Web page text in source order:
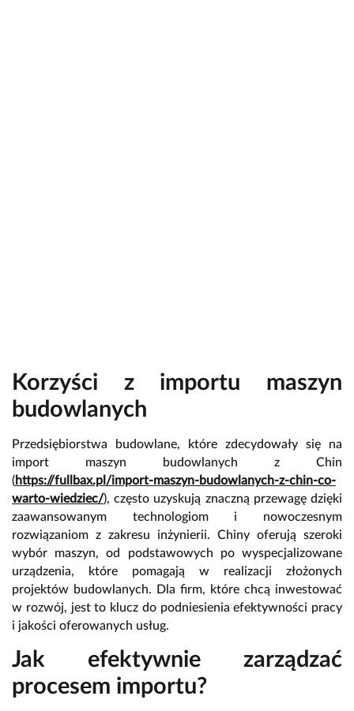
Korzyści z importu maszyn
budowlanych
Przedsiębiorstwa budowlane, które zdecydowały się na
import maszyn budowlanych z Chin
(https://fullbax.pl/import-maszyn-budowlanych-z-chin-co-
warto-wiedziec/), często uzyskują znaczną przewagę dzięki
zaawansowanym technologiom i nowoczesnym
rozwiązaniom z zakresu inżynierii. Chiny oferują szeroki
wybór maszyn, od podstawowych po wyspecjalizowane
urządzenia, które pomagają w realizacji złożonych
projektów budowlanych. Dla firm, które chcą inwestować
w rozwój, jest to klucz do podniesienia efektywności pracy
i jakości oferowanych usług.
Jak efektywnie zarządzać
procesem importu?